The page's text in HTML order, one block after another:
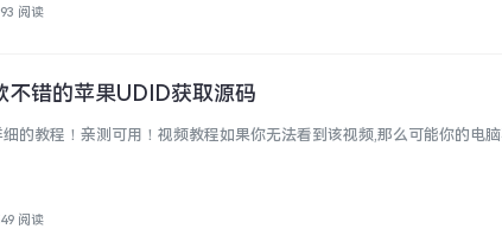
阅读
错的苹果UDID获取源码
的教程！亲测可用！视频教程如果你无法看到该视频,那么可能你的电
阅读